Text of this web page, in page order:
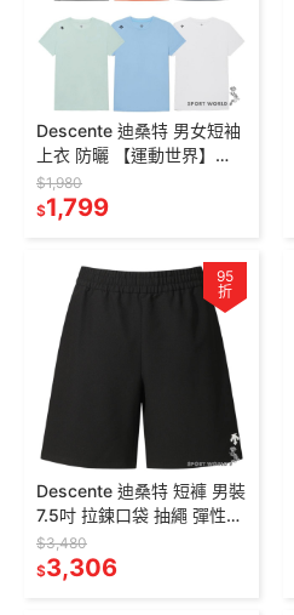
Descente 迪桑特 男女短袖
上衣 防曬 【運動世界】
SR123UTS11
$1,980
$1,799
95
折
Descente 迪桑特 短褲 男裝
7.5吋 拉鍊口袋 抽繩 彈性
快乾 黑【運動世界】
SR121THP12-BLK0
$3,480
$3,306